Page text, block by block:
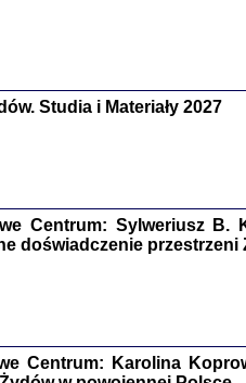
'z
Józef Zelkowicz,
Studia i Materiały 2027
Centrum: Sylweriusz B.
doświadczenie przestrzeni
Centrum: Karolina